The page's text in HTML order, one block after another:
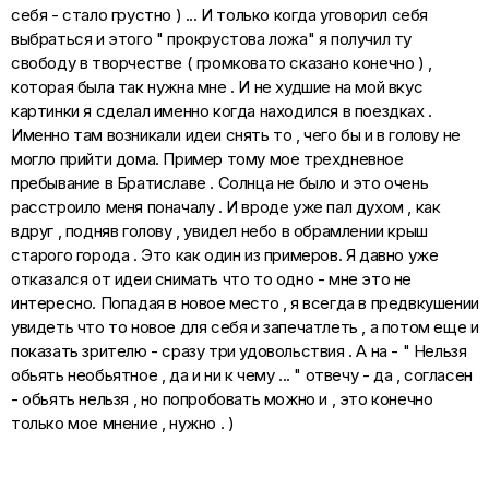
себя - стало грустно ) ... И только когда уговорил себя
выбраться и этого " прокрустова ложа" я получил ту
свободу в творчестве ( громковато сказано конечно ) ,
которая была так нужна мне . И не худшие на мой вкус
картинки я сделал именно когда находился в поездках .
Именно там возникали идеи снять то , чего бы и в голову не
могло прийти дома. Пример тому мое трехдневное
пребывание в Братиславе . Солнца не было и это очень
расстроило меня поначалу . И вроде уже пал духом , как
вдруг , подняв голову , увидел небо в обрамлении крыш
старого города . Это как один из примеров. Я давно уже
отказался от идеи снимать что то одно - мне это не
интересно. Попадая в новое место , я всегда в предвкушении
увидеть что то новое для себя и запечатлеть , а потом еще и
показать зрителю - сразу три удовольствия . А на - " Нельзя
обьять необьятное , да и ни к чему ... " отвечу - да , согласен
- обьять нельзя , но попробовать можно и , это конечно
только мое мнение , нужно . )